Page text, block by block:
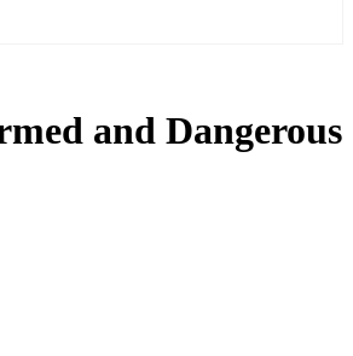
and Dangerous